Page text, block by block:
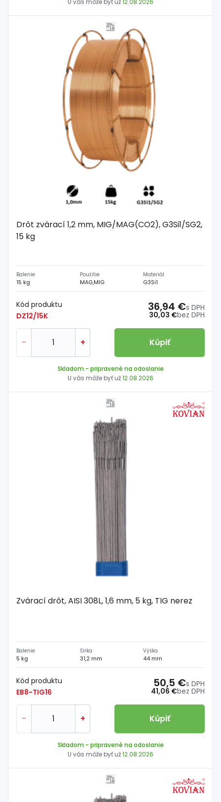
U vás môže byť už12.08.2026
Drôt zvárací 1,2 mm, MIG/MAG(CO2), G3Si1/SG2,
15 kg
Balenie
15 kg
Použitie
MAG,MIG
Materiál
G3Si1
Kód produktu
DZ12/15K
30,03 €bez DPH
36,94 €s DPH
- + Kúpiť
Skladom - pripravené na odoslanie
U vás môže byť už12.08.2026
Zvárací drôt, AISI 308L, 1,6 mm, 5 kg, TIG nerez
Balenie
5 kg
Šírka
31,2 mm
Výška
44 mm
Kód produktu
EB8-TIG16
41,06 €bez DPH
50,5 €s DPH
- + Kúpiť
Skladom - pripravené na odoslanie
U vás môže byť už12.08.2026